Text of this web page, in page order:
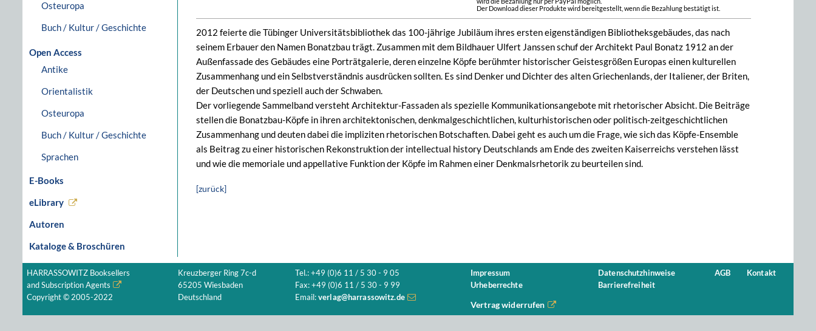
Osteuropa
Buch / Kultur / Geschichte
Open Access
Antike
Orientalistik
Osteuropa
Buch / Kultur / Geschichte
Sprachen
E-Books
eLibrary
Autoren
Kataloge & Broschüren
Der Download dieser Produkte wird bereitgestellt, wenn die Bezahlung bestätigt ist.
2012 feierte die Tübinger Universitätsbibliothek das 100-jährige Jubiläum ihres ersten eigenständigen Bibliotheksgebäudes, das nach
seinem Erbauer den Namen Bonatzbau trägt. Zusammen mit dem Bildhauer Ulfert Janssen schuf der Architekt Paul Bonatz 1912 an der
Außenfassade des Gebäudes eine Porträtgalerie, deren einzelne Köpfe berühmter historischer Geistesgrößen Europas einen kulturellen
Zusammenhang und ein Selbstverständnis ausdrücken sollten. Es sind Denker und Dichter des alten Griechenlands, der Italiener, der Briten,
der Deutschen und speziell auch der Schwaben.
Der vorliegende Sammelband versteht Architektur-Fassaden als spezielle Kommunikationsangebote mit rhetorischer Absicht. Die Beiträge
stellen die Bonatzbau-Köpfe in ihren architektonischen, denkmalgeschichtlichen, kulturhistorischen oder politisch-zeitgeschichtlichen
Zusammenhang und deuten dabei die impliziten rhetorischen Botschaften. Dabei geht es auch um die Frage, wie sich das Köpfe-Ensemble
als Beitrag zu einer historischen Rekonstruktion der intellectual history Deutschlands am Ende des zweiten Kaiserreichs verstehen lässt
und wie die memoriale und appellative Funktion der Köpfe im Rahmen einer Denkmalsrhetorik zu beurteilen sind.
[zurück]
HARRASSOWITZ Booksellers
and Subscription Agents
Copyright © 2005-2022
Kreuzberger Ring 7c-d
65205 Wiesbaden
Deutschland
Tel.: +49 (0)6 11 / 5 30 - 9 05
Fax: +49 (0)6 11 / 5 30 - 9 99
Email: verlag@harrassowitz.de
Impressum
Urheberrechte
Datenschutzhinweise
Barrierefreiheit
AGB Kontakt
Vertrag widerrufen